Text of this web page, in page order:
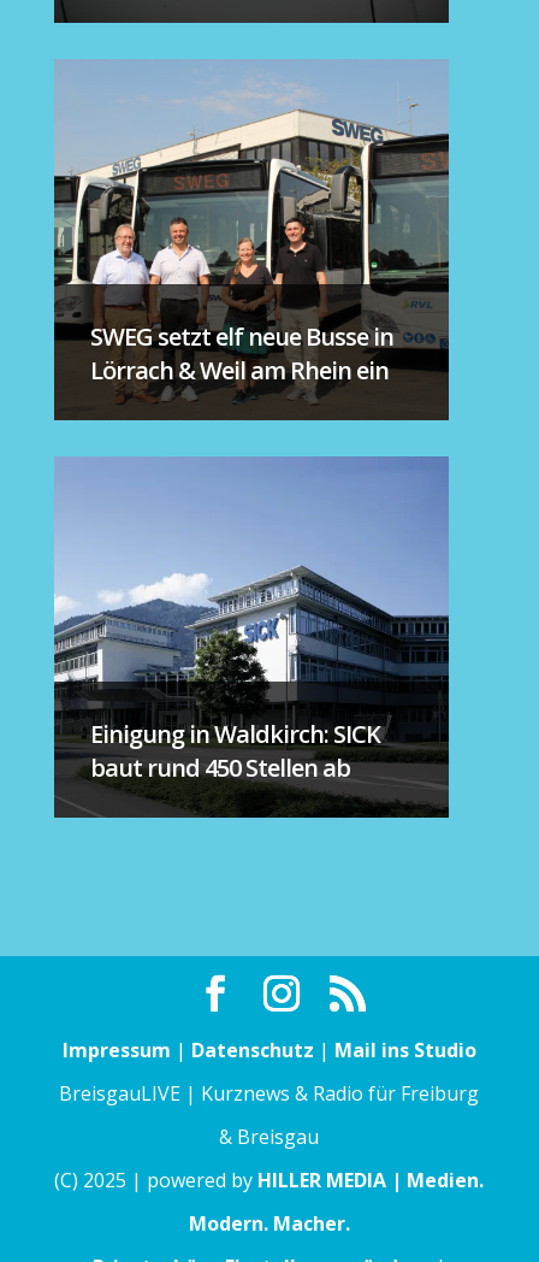
SWEG setzt elf neue Busse in
Lörrach & Weil am Rhein ein
Einigung in Waldkirch: SICK
baut rund 450 Stellen ab
Impressum | Datenschutz | Mail ins Studio
BreisgauLIVE | Kurznews & Radio für Freiburg
& Breisgau
(C) 2025 | powered by HILLER MEDIA | Medien.
Modern. Macher.